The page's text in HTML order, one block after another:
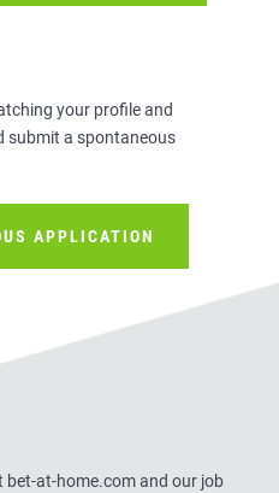
your profile and
submit a spontaneous
APPLICATION
at-home.com and our job